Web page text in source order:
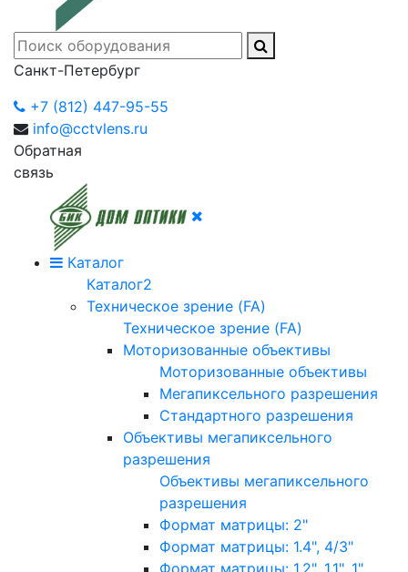
Санкт-Петербург
+7 (812) 447-95-55
info@cctvlens.ru
Обратная
связь
Каталог
Каталог2
Техническое зрение (FA)
Техническое зрение (FA)
Моторизованные объективы
Моторизованные объективы
Мегапиксельного разрешения
Стандартного разрешения
Объективы мегапиксельного
разрешения
Объективы мегапиксельного
разрешения
Формат матрицы: 2"
Формат матрицы: 1.4", 4/3"
Формат матрицы: 1.2", 1.1", 1"